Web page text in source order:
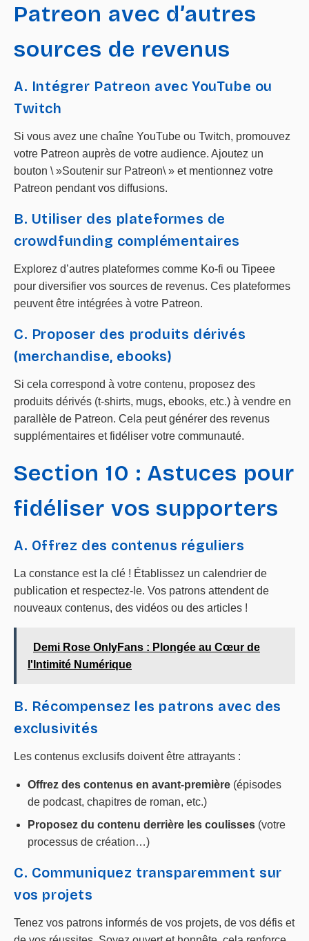
Patreon avec d’autres
sources de revenus
A. Intégrer Patreon avec YouTube ou
Twitch
Si vous avez une chaîne YouTube ou Twitch, promouvez
votre Patreon auprès de votre audience. Ajoutez un
bouton \ »Soutenir sur Patreon\ » et mentionnez votre
Patreon pendant vos diffusions.
B. Utiliser des plateformes de
crowdfunding complémentaires
Explorez d’autres plateformes comme Ko-fi ou Tipeee
pour diversifier vos sources de revenus. Ces plateformes
peuvent être intégrées à votre Patreon.
C. Proposer des produits dérivés
(merchandise, ebooks)
Si cela correspond à votre contenu, proposez des
produits dérivés (t-shirts, mugs, ebooks, etc.) à vendre en
parallèle de Patreon. Cela peut générer des revenus
supplémentaires et fidéliser votre communauté.
Section 10 : Astuces pour
fidéliser vos supporters
A. Offrez des contenus réguliers
La constance est la clé ! Établissez un calendrier de
publication et respectez-le. Vos patrons attendent de
nouveaux contenus, des vidéos ou des articles !
Demi Rose OnlyFans : Plongée au Cœur de
l'Intimité Numérique
B. Récompensez les patrons avec des
exclusivités
Les contenus exclusifs doivent être attrayants :
Offrez des contenus en avant-première (épisodes
de podcast, chapitres de roman, etc.)
Proposez du contenu derrière les coulisses (votre
processus de création…)
C. Communiquez transparemment sur
vos projets
Tenez vos patrons informés de vos projets, de vos défis et